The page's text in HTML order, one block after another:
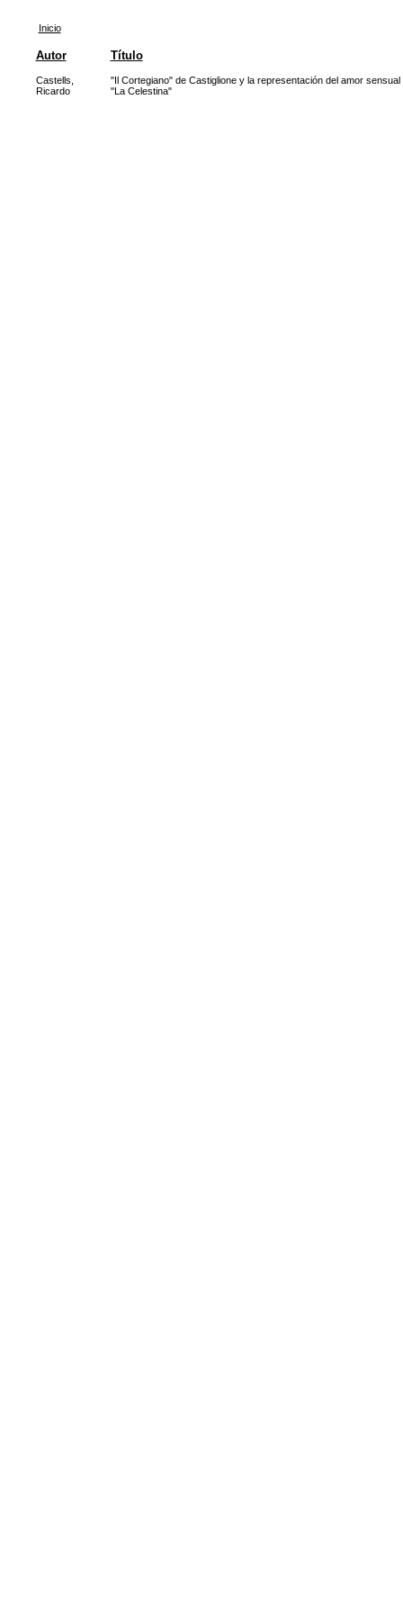
Inicio
Autor Título
Castells,
Ricardo
"Il Cortegiano" de Castiglione y la representación del amor sensual
"La Celestina"